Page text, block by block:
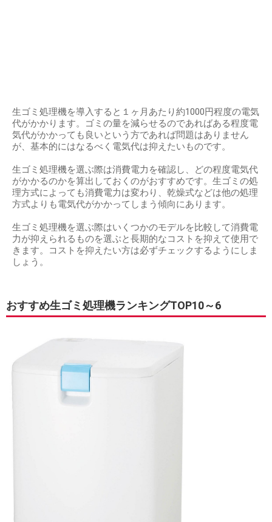
生ゴミ処理機を導入すると１ヶ月あたり約1000円程度の電気
代がかかります。ゴミの量を減らせるのであればある程度電
気代がかかっても良いという方であれば問題はありません
が、基本的にはなるべく電気代は抑えたいものです。
生ゴミ処理機を選ぶ際は消費電力を確認し、どの程度電気代
がかかるのかを算出しておくのがおすすめです。生ゴミの処
理方式によっても消費電力は変わり、乾燥式などは他の処理
方式よりも電気代がかかってしまう傾向にあります。
生ゴミ処理機を選ぶ際はいくつかのモデルを比較して消費電
力が抑えられるものを選ぶと長期的なコストを抑えて使用で
きます。コストを抑えたい方は必ずチェックするようにしま
しょう。
おすすめ生ゴミ処理機ランキングTOP10～6